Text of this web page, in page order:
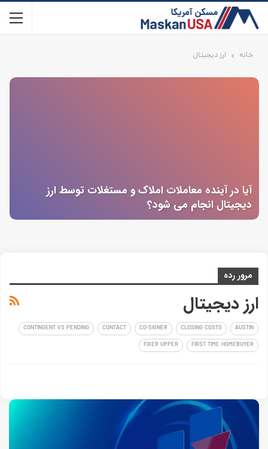
خانه ارز دیجیتال
آیا در آینده معاملات املاک و مستغلات توسط ارز
دیجیتال انجام می شود؟
مرور رده
ارز دیجیتال
AUSTIN
CLOSING COSTS
CO-SIGNER
CONTACT
CONTINGENT VS PENDING
FIRST TIME HOMEBUYER
FIXER UPPER